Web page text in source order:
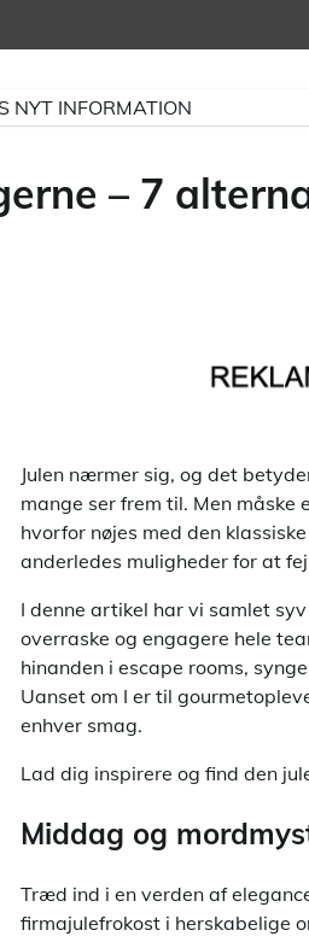
NYT INFORMATION
– 7
Julen nærmer sig, og det
mange ser frem til. Men
hvorfor nøjes med den
anderledes muligheder for at
I denne artikel har vi samlet
overraske og engagere hele
hinanden i escape rooms,
Uanset om I er til
enhver smag.
Lad dig inspirere og find den
Middag og
Træd ind i en verden af
firmajulefrokost i herskabelige